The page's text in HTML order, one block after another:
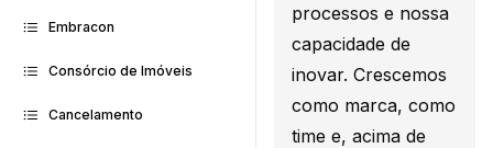
Embracon
Consórcio de Imóveis
Cancelamento
processos e nossa
capacidade de
inovar. Crescemos
como marca, como
time e, acima de